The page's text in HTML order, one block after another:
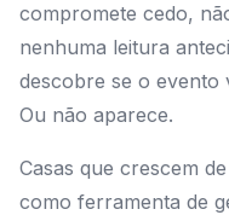
compromete cedo,
nenhuma leitura
descobre se o evento
Ou não aparece.
Casas que crescem
como ferramenta de